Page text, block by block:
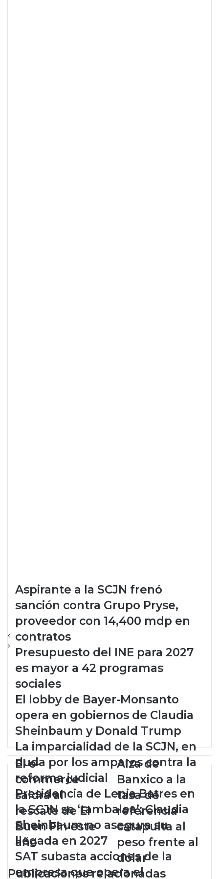
contratos
Presupuesto del INE para 2027
es mayor a 42 programas
sociales
El lobby de Bayer-Monsanto
opera en gobiernos de Claudia
Sheinbaum y Donald Trump
La imparcialidad de la SCJN, en
duda por los amparos contra la
reforma judicial
Presidencia de Lenia Batres en
la SCJN se ‘tambalea’; Claudia
Sheinbaum no asegura su
llegada en 2027
SAT subasta acciones de la
empresa que opera el
Hipódromo de las Américas y 65
casinos Codere
Morena tiene competencia del
E
e
-
o
m
m
e
r
e
El e-
commerce
saldrá al
rescate de El
Buen Fin este
año
A
z
a
e
B
a
n
x
c
Alza de
Banxico a la
tasa de
referencia
catapulta al
peso frente al
dólar
Publicaciones relacionadas